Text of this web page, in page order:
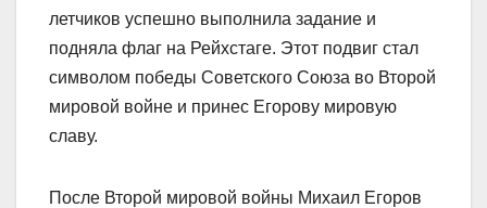
летчиков успешно выполнила задание и
подняла флаг на Рейхстаге. Этот подвиг стал
символом победы Советского Союза во Второй
мировой войне и принес Егорову мировую
славу.
После Второй мировой войны Михаил Егоров